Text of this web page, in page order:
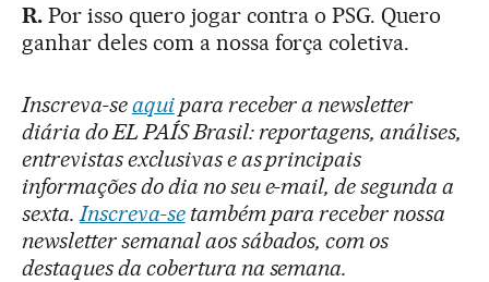
R.Por isso quero jogar contra o PSG. Quero
ganhar deles com a nossa força coletiva.
Inscreva-seaquipara receber a newsletter
diária do EL PAÍS Brasil: reportagens, análises,
entrevistas exclusivas e as principais
informações do dia no seu e-mail, de segunda a
sexta. Inscreva-setambém para receber nossa
newsletter semanal aos sábados, com os
destaques da cobertura na semana.